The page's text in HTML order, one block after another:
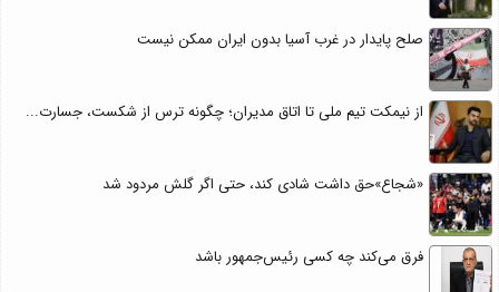
صلح پایدار در غرب آسیا بدون ایران ممکن نیست
از نیمکت تیم ملی تا اتاق مدیران؛ چگونه ترس از شکست، جسارت...
«شجاع»حق داشت شادی کند، حتی اگر گلش مردود شد
فرق می‌کند چه کسی رئیس‌جمهور باشد